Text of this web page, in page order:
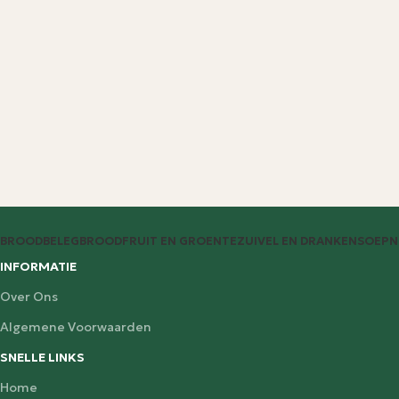
BROODBELEGBROODFRUIT EN GROENTEZUIVEL EN DRANKENSOEP
INFORMATIE
Over Ons
Algemene Voorwaarden
SNELLE LINKS
Home